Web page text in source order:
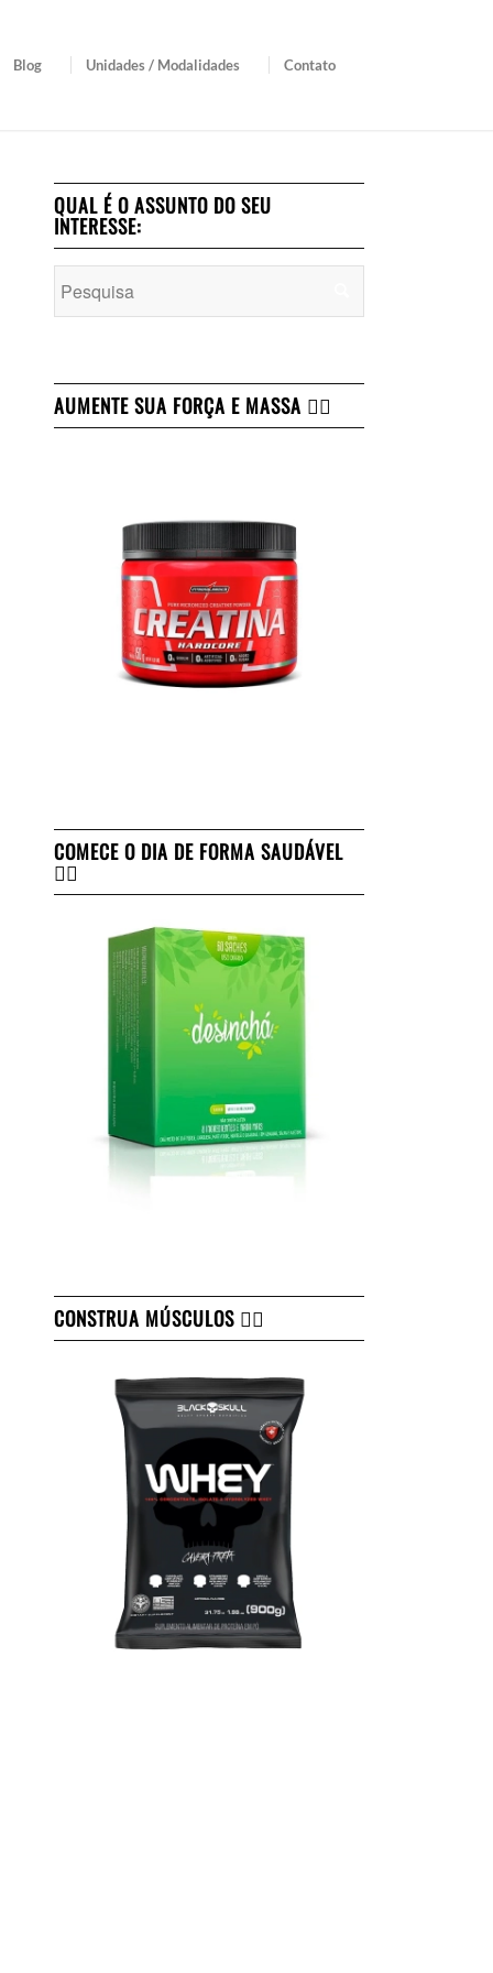
Blog Unidades / Modalidades Contato
QUAL É O ASSUNTO DO SEU
INTERESSE:
AUMENTE SUA FORÇA E MASSA 👇🏻
COMECE O DIA DE FORMA SAUDÁVEL
👇🏻
CONSTRUA MÚSCULOS 👇🏻